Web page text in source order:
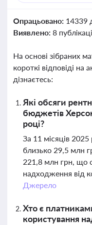
Опрацьовано: 14339
Виявлено: 8
На основі зібраних
короткі відповіді на
дізнаєтесь:
Які обсяги
бюджетів
році?
За 11 місяців
близько 29,5 млн
221,8 млн грн, що
надходження від
Джерело
Хто є
користування